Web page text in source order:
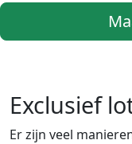
Exclusief
Er zijn veel